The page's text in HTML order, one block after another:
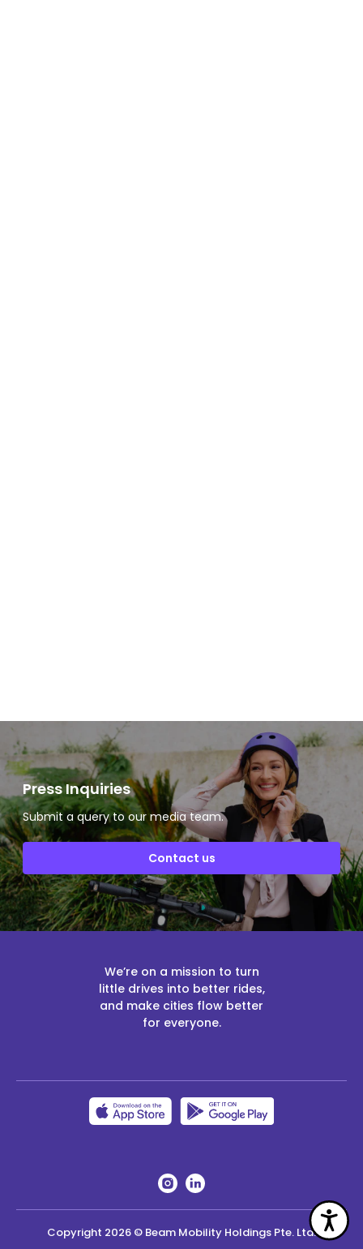
Press Inquiries
Submit a query to our media team.
Contact us
We’re on a mission to turn
little drives into better rides,
and make cities flow better
for everyone.
Copyright 2026 © Beam Mobility Holdings Pte. Ltd.